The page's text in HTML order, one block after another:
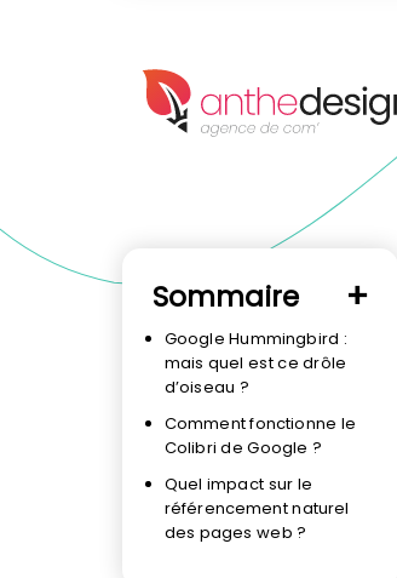
Sommaire
Google Hummingbird :
mais quel est ce drôle
d’oiseau ?
Comment fonctionne le
Colibri de Google ?
Quel impact sur le
référencement naturel
des pages web ?